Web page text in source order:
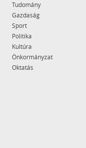
Tudomány
Gazdaság
Sport
Politika
Kultúra
Önkormányzat
Oktatás